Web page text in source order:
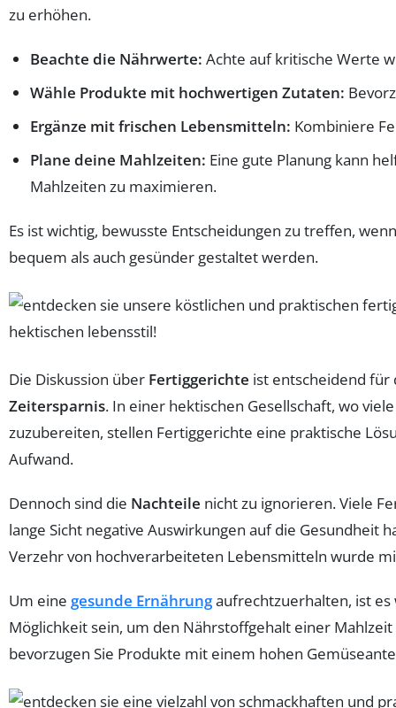
zu erhöhen.
Beachte die Nährwerte: Achte auf kritische Werte
Wähle Produkte mit hochwertigen Zutaten:
Ergänze mit frischen Lebensmitteln: Kombiniere
Plane deine Mahlzeiten: Eine gute Planung kann
Mahlzeiten zu maximieren.
Es ist wichtig, bewusste Entscheidungen zu treffen,
bequem als auch gesünder gestaltet werden.
Die Diskussion über Fertiggerichte ist entscheidend für
Zeitersparnis. In einer hektischen Gesellschaft, wo
zuzubereiten, stellen Fertiggerichte eine praktische
Aufwand.
Dennoch sind die Nachteile nicht zu ignorieren. Viele
lange Sicht negative Auswirkungen auf die Gesundheit
Verzehr von hochverarbeiteten Lebensmitteln wurde
Um eine gesunde Ernährungaufrechtzuerhalten, ist es
Möglichkeit sein, um den Nährstoffgehalt einer
bevorzugen Sie Produkte mit einem hohen